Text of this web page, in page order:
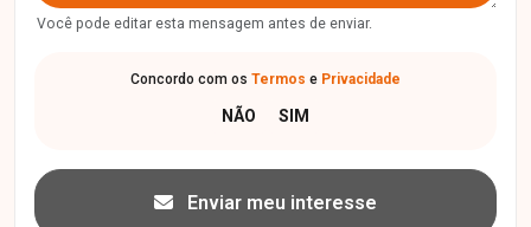
Você pode editar esta mensagem antes de enviar.
Concordo com os Termos e Privacidade
Enviar meu interesse